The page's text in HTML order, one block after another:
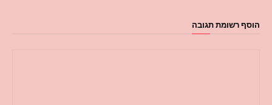
הוסף רשומת תגובה